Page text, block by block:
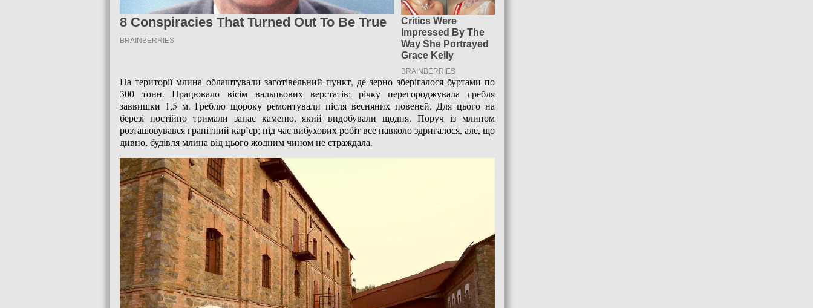
На території млина облаштували заготівельний пункт, де зерно зберігалося буртами по
300 тонн. Працювало вісім вальцьових верстатів; річку перегороджувала гребля
заввишки 1,5 м. Греблю щороку ремонтували після весняних повеней. Для цього на
березі постійно тримали запас каменю, який видобували щодня. Поруч із млином
розташовувався гранітний кар’єр; під час вибухових робіт все навколо здригалося, але, що
дивно, будівля млина від цього жодним чином не страждала.